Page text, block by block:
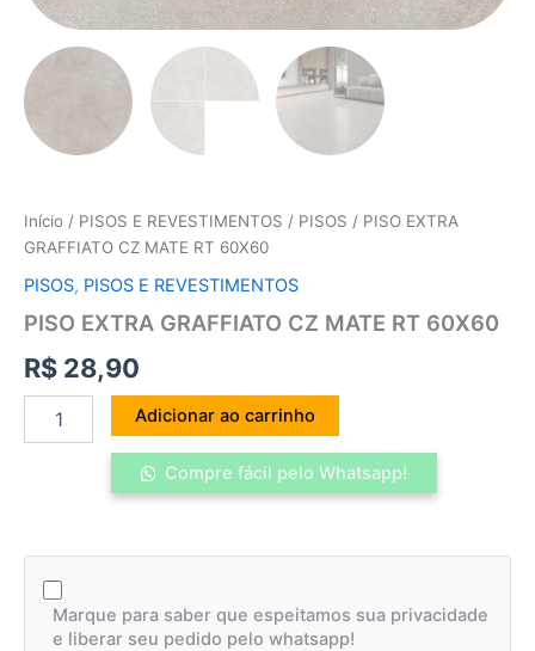
Início / PISOS E REVESTIMENTOS / PISOS / PISO EXTRA
GRAFFIATO CZ MATE RT 60X60
PISOS, PISOS E REVESTIMENTOS
PISO EXTRA GRAFFIATO CZ MATE RT 60X60
R$ 28,90
Adicionar ao carrinho
Compre fácil pelo Whatsapp!
Marque para saber que espeitamos sua privacidade
e liberar seu pedido pelo whatsapp!